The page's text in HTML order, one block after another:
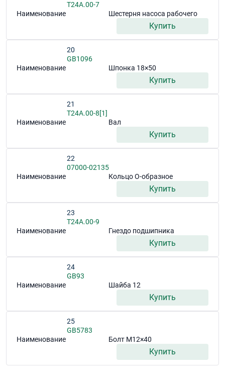
T24A.00-7
Наименование
Шестерня насоса рабочего
Купить
20
GB1096
Наименование
Шпонка 18×50
Купить
21
T24A.00-8[1]
Наименование
Вал
Купить
22
07000-02135
Наименование
Кольцо О-образное
Купить
23
T24A.00-9
Наименование
Гнездо подшипника
Купить
24
GB93
Наименование
Шайба 12
Купить
25
GB5783
Наименование
Болт M12×40
Купить